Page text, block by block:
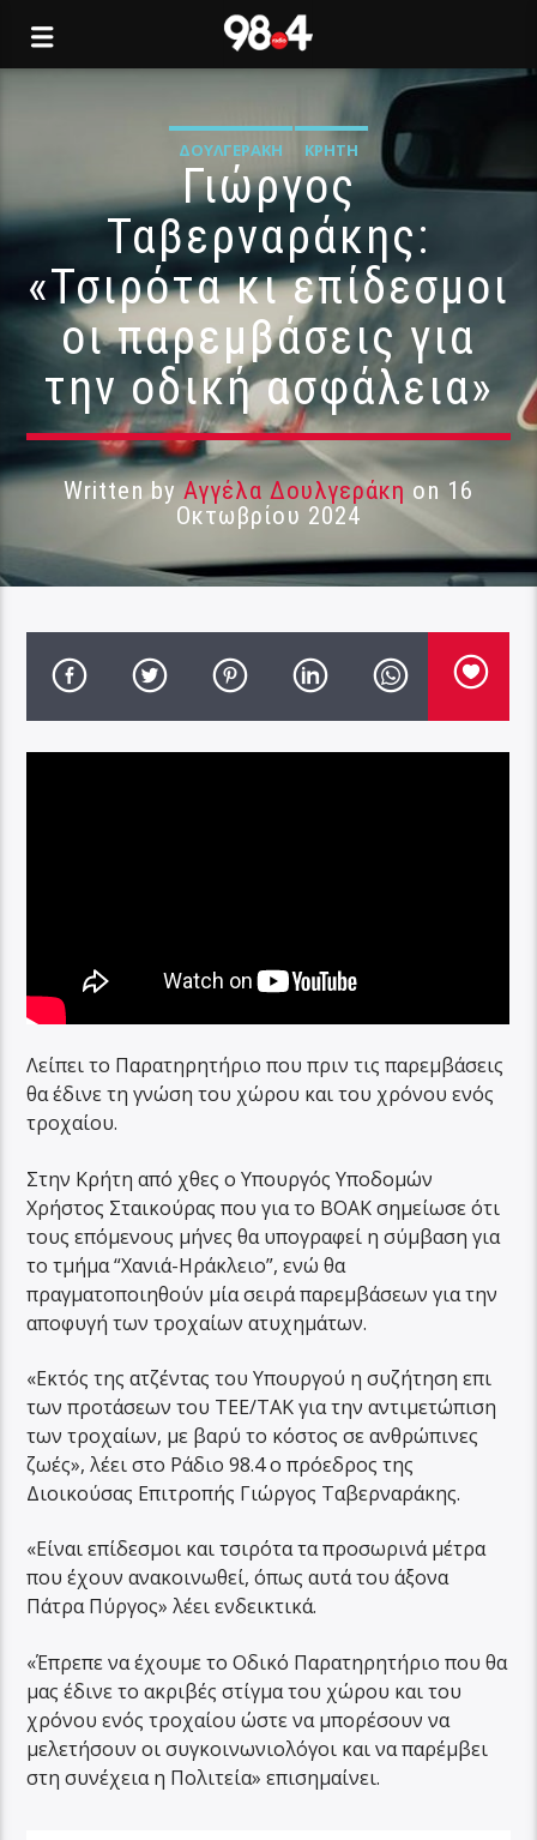
ΔΟΥΛΓΕΡΆΚΗ ΚΡΉΤΗ
Γιώργος
Ταβερναράκης:
«Τσιρότα κι επίδεσμοι
οι παρεμβάσεις για
την οδική ασφάλεια»
Written byΑγγέλα Δουλγεράκη on 16
Οκτωβρίου 2024
Λείπει το Παρατηρητήριο που πριν τις παρεμβάσεις
θα έδινε τη γνώση του χώρου και του χρόνου ενός
τροχαίου.
Στην Κρήτη από χθες ο Υπουργός Υποδομών
Χρήστος Σταικούρας που για το ΒΟΑΚ σημείωσε ότι
τους επόμενους μήνες θα υπογραφεί η σύμβαση για
το τμήμα “Χανιά-Ηράκλειο”, ενώ θα
πραγματοποιηθούν μία σειρά παρεμβάσεων για την
αποφυγή των τροχαίων ατυχημάτων.
«Εκτός της ατζέντας του Υπουργού η συζήτηση επι
των προτάσεων του ΤΕΕ/ΤΑΚ για την αντιμετώπιση
των τροχαίων, με βαρύ το κόστος σε ανθρώπινες
ζωές», λέει στο Ράδιο 98.4 ο πρόεδρος της
Διοικούσας Επιτροπής Γιώργος Ταβερναράκης.
«Είναι επίδεσμοι και τσιρότα τα προσωρινά μέτρα
που έχουν ανακοινωθεί, όπως αυτά του άξονα
Πάτρα Πύργος» λέει ενδεικτικά.
«Έπρεπε να έχουμε το Οδικό Παρατηρητήριο που θα
μας έδινε το ακριβές στίγμα του χώρου και του
χρόνου ενός τροχαίου ώστε να μπορέσουν να
μελετήσουν οι συγκοινωνιολόγοι και να παρέμβει
στη συνέχεια η Πολιτεία» επισημαίνει.